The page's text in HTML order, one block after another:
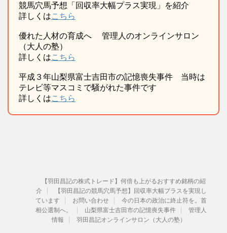
競馬穴馬予想「回収率大幅プラス実現」を紹介
詳しくはこちら
優れた人材の育成へ 管理人のオンラインサロン
（大人の塾）
詳しくはこちら
平成３年山梨県富士吉田市の記憶喪失事件 当時は
テレビ等マスコミで騒がれた事件です
詳しくはこちら
【羽田昌記の株式トレード】何倍も上がるおすすめ銘柄の紹
介
【羽田昌記の競馬穴馬予想】回収率大幅プラスを実現し
ています
お問い合わせ
今の日本の政治に終止符を。首
相公選制へ。
山梨県富士吉田市の記憶喪失事件
管理人
情報
羽田昌記オンラインサロン（大人の塾）